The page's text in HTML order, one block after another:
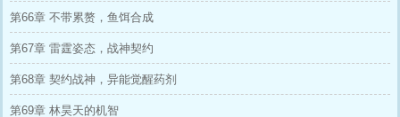
第66章 不带累赘，鱼饵合成
第67章 雷霆姿态，战神契约
第68章 契约战神，异能觉醒药剂
第69章 林昊天的机智